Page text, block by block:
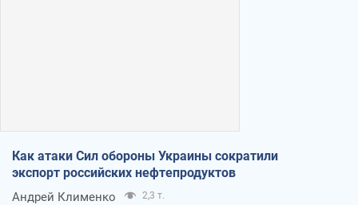
Как атаки Сил обороны Украины сократили
экспорт российских нефтепродуктов
Андрей Клименко 2,3 т.